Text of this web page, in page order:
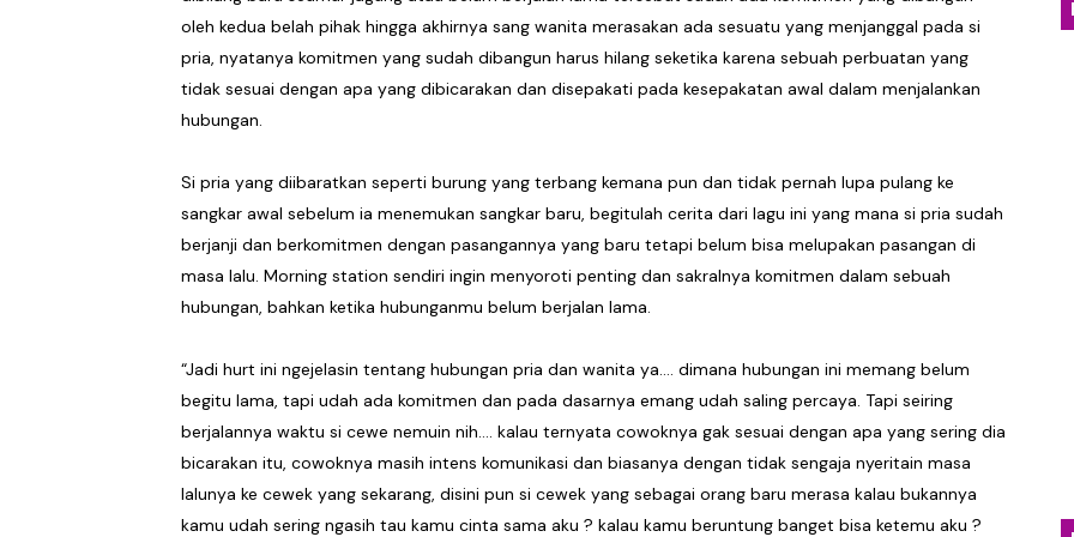
Untuk Mereka yang Terbiasa Mendahulukan Orang Lain, Monica Christiana
Septears Berdamai dengan Luka Lewat "Hitam", Ballad Jazz yang Mengajarkan
Shinigami Kobarkan Semangat Skena Lewat Video Musik "99% Mataram Shit",
Tarling Cirebonan, Suara Pesisir yang Menjadi Identitas Pantura
oleh kedua belah pihak hingga akhirnya sang wanita merasakan ada sesuatu yang menjanggal pada si
pria, nyatanya komitmen yang sudah dibangun harus hilang seketika karena sebuah perbuatan yang
tidak sesuai dengan apa yang dibicarakan dan disepakati pada kesepakatan awal dalam menjalankan
hubungan.
Si pria yang diibaratkan seperti burung yang terbang kemana pun dan tidak pernah lupa pulang ke
sangkar awal sebelum ia menemukan sangkar baru, begitulah cerita dari lagu ini yang mana si pria sudah
berjanji dan berkomitmen dengan pasangannya yang baru tetapi belum bisa melupakan pasangan di
masa lalu. Morning station sendiri ingin menyoroti penting dan sakralnya komitmen dalam sebuah
hubungan, bahkan ketika hubunganmu belum berjalan lama.
“Jadi hurt ini ngejelasin tentang hubungan pria dan wanita ya…. dimana hubungan ini memang belum
begitu lama, tapi udah ada komitmen dan pada dasarnya emang udah saling percaya. Tapi seiring
berjalannya waktu si cewe nemuin nih…. kalau ternyata cowoknya gak sesuai dengan apa yang sering dia
bicarakan itu, cowoknya masih intens komunikasi dan biasanya dengan tidak sengaja nyeritain masa
lalunya ke cewek yang sekarang, disini pun si cewek yang sebagai orang baru merasa kalau bukannya
kamu udah sering ngasih tau kamu cinta sama aku ? kalau kamu beruntung banget bisa ketemu aku ?